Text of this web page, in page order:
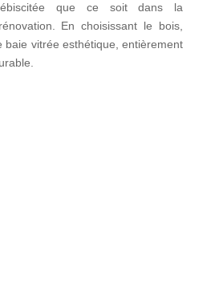
que ce soit dans la
En choisissant le bois,
baie vitrée esthétique, entièrement